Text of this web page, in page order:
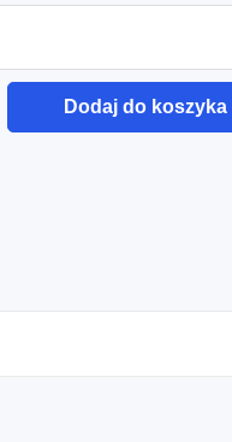
Dodaj do koszyka